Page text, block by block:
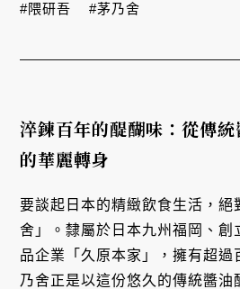
淬鍊百年的醍醐味：從傳
的華麗轉身
要談起日本的精緻飲食生活，絕
舍」。隸屬於日本九州福岡、創
品企業「久原本家」，擁有超過
乃舍正是以這份悠久的傳統醬油
#隈研吾 #茅乃舍